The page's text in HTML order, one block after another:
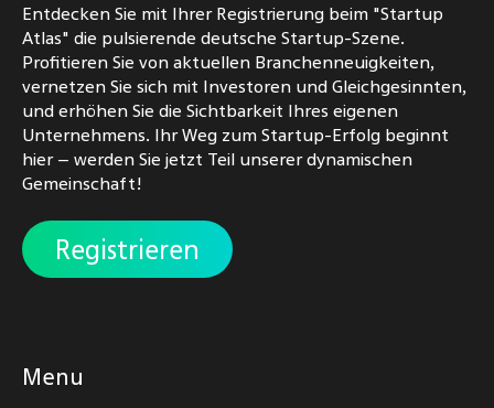
Entdecken Sie mit Ihrer Registrierung beim "Startup
Atlas" die pulsierende deutsche Startup-Szene.
Profitieren Sie von aktuellen Branchenneuigkeiten,
vernetzen Sie sich mit Investoren und Gleichgesinnten,
und erhöhen Sie die Sichtbarkeit Ihres eigenen
Unternehmens. Ihr Weg zum Startup-Erfolg beginnt
hier – werden Sie jetzt Teil unserer dynamischen
Gemeinschaft!
Registrieren
Menu